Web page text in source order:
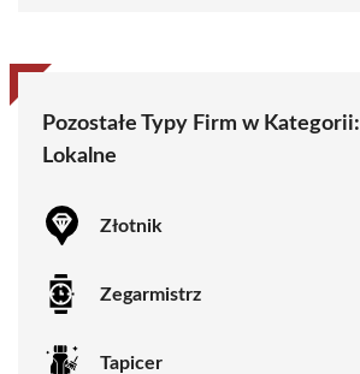
Pozostałe Typy Firm w Kategorii:
Lokalne
Złotnik
Zegarmistrz
Tapicer